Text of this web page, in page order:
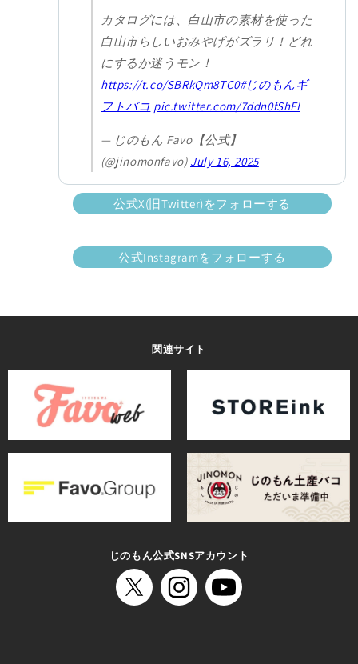
カタログには、白山市の素材を使った
白山市らしいおみやげがズラリ！どれ
にするか迷うモン！
https://t.co/SBRkQm8TC0#じのもんギ
フトバコ pic.twitter.com/7ddn0fShFI
— じのもん Favo【公式】
(@jinomonfavo) July 16, 2025
公式X(旧Twitter)をフォローする
公式Instagramをフォローする
関連サイト
じのもん公式SNSアカウント